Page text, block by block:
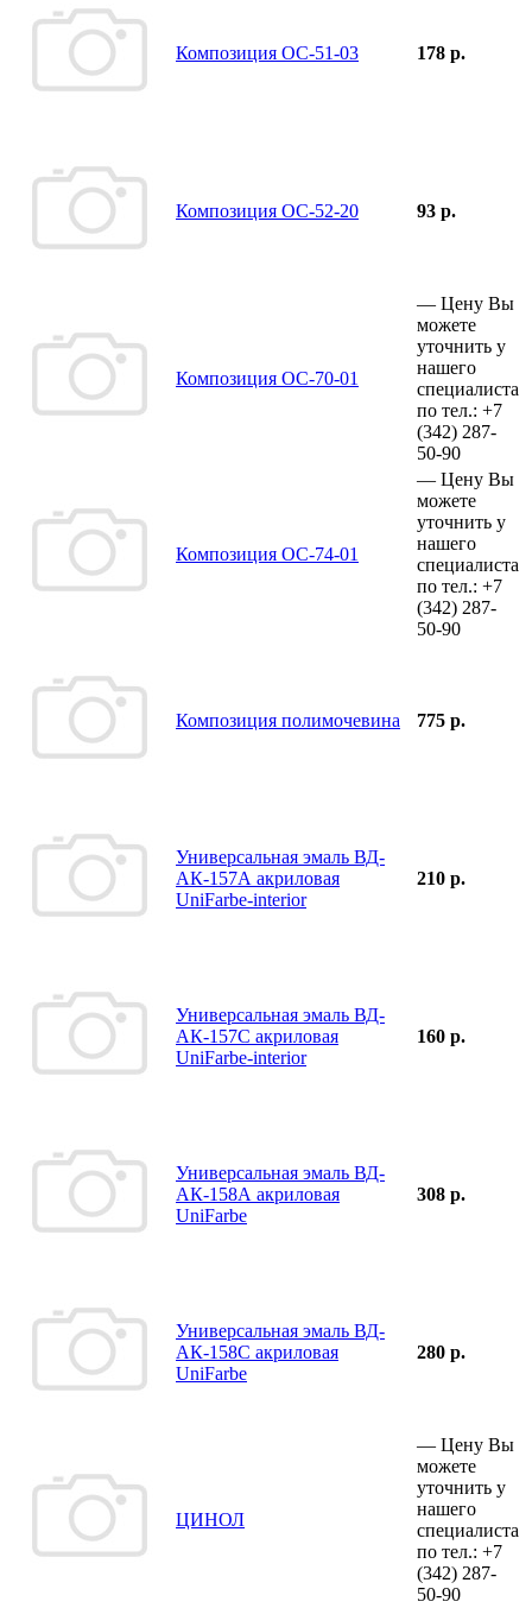
Композиция ОС-51-03 178 р.
Композиция ОС-52-20 93 р.
Композиция ОС-70-01
— Цену Вы
можете
уточнить у
нашего
специалиста
по тел.: +7
(342) 287-
50-90
Композиция ОС-74-01
— Цену Вы
можете
уточнить у
нашего
специалиста
по тел.: +7
(342) 287-
50-90
Композиция полимочевина 775 р.
Универсальная эмаль ВД-
АК-157А акриловая
UniFarbe-interior
210 р.
Универсальная эмаль ВД-
АК-157С акриловая
UniFarbe-interior
160 р.
Универсальная эмаль ВД-
АК-158А акриловая
UniFarbe
308 р.
Универсальная эмаль ВД-
АК-158С акриловая
UniFarbe
280 р.
ЦИНОЛ
— Цену Вы
можете
уточнить у
нашего
специалиста
по тел.: +7
(342) 287-
50-90